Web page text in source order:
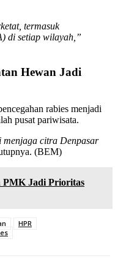
termasuk
di setiap wilayah,”
Hewan Jadi
rabies menjadi
pusat pariwisata.
menjaga citra Denpasar
(BEM)
PMK Jadi Prioritas
HPR